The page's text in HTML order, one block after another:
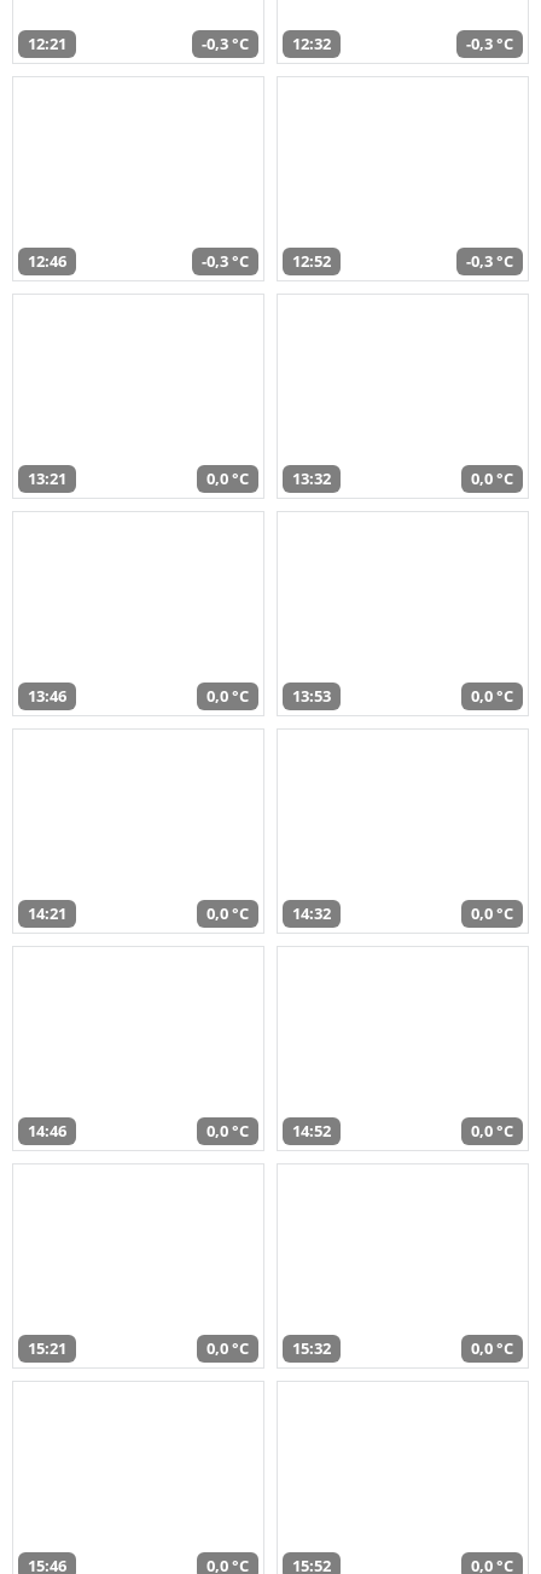
12:21 -0,3 °C 12:32 -0,3 °C
12:46 -0,3 °C 12:52 -0,3 °C
13:21 0,0 °C 13:32 0,0 °C
13:46 0,0 °C 13:53 0,0 °C
14:21 0,0 °C 14:32 0,0 °C
14:46 0,0 °C 14:52 0,0 °C
15:21 0,0 °C 15:32 0,0 °C
15:46 0,0 °C 15:52 0,0 °C